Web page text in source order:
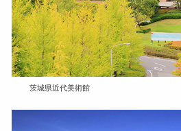
茨城県近代美術館